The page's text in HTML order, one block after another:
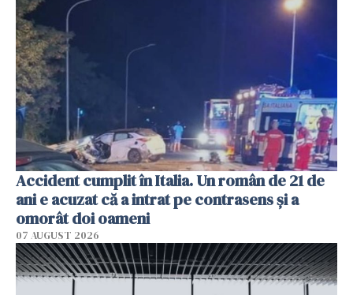
Accident cumplit în Italia. Un român de 21 de
ani e acuzat că a intrat pe contrasens și a
omorât doi oameni
07 AUGUST 2026